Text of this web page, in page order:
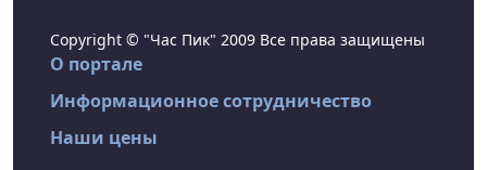
Copyright © "Час Пик" 2009 Все права защищены
О портале
Информационное сотрудничество
Наши цены